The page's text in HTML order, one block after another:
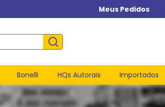
Meus Pedidos
Bonelli HQs Autorais Importados